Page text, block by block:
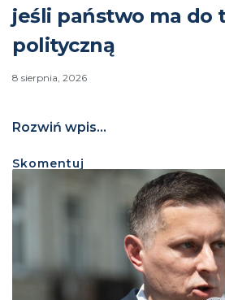
jeśli państwo ma do
polityczną
8 sierpnia, 2026
Rozwiń wpis...
Skomentuj